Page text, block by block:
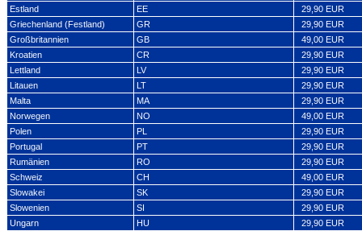
Estland
EE
29,90 EUR
Griechenland (Festland)
GR
29,90 EUR
Großbritannien
GB
49,00 EUR
Kroatien
CR
29,90 EUR
Lettland
LV
29,90 EUR
Litauen
LT
29,90 EUR
Malta
MA
29,90 EUR
Norwegen
NO
49,00 EUR
Polen
PL
29,90 EUR
Portugal
PT
29,90 EUR
Rumänien
RO
29,90 EUR
Schweiz
CH
49,00 EUR
Slowakei
SK
29,90 EUR
Slowenien
SI
29,90 EUR
Ungarn
HU
29,90 EUR